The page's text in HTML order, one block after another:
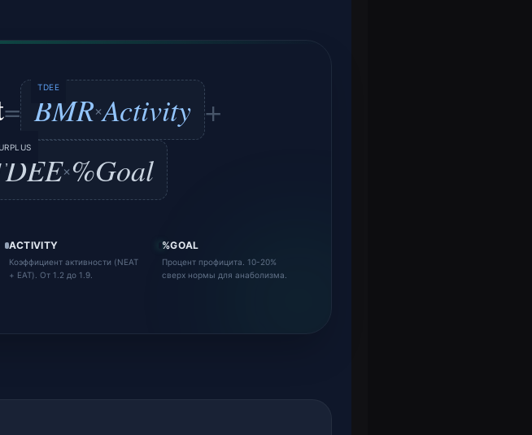
=
TDEE
BMR×Activity +
×%Goal
ACTIVITY
Коэффициент активности (NEAT
+ EAT). От 1.2 до 1.9.
%GOAL
Процент профицита. 10-20%
сверх нормы для анаболизма.